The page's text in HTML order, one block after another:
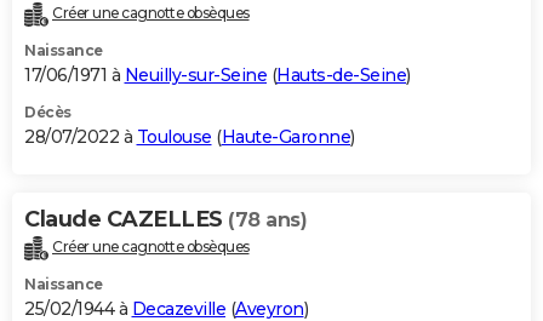
Créer une cagnotte obsèques
Naissance
17/06/1971 à Neuilly-sur-Seine (Hauts-de-Seine)
Décès
28/07/2022 à Toulouse (Haute-Garonne)
Claude CAZELLES (78 ans)
Créer une cagnotte obsèques
Naissance
25/02/1944 à Decazeville (Aveyron)